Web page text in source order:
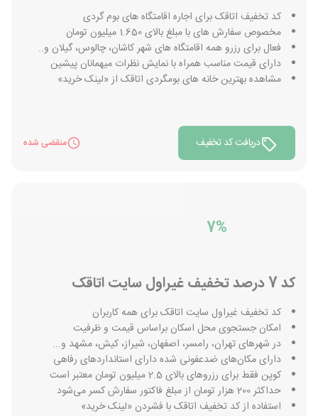
کد تخفیف اتاقک برای اجاره اقامتگاه های بوم گردی
مخصوص سفارش های با مبلغ بالای 1.650 میلیون تومان
فعال برای رزرو همه اقامتگاه های شهر کاشان، چالوس، گیلان و..
دارای قیمت مناسب همراه با نمایش نظرات میهمانان پیشین
مشاهده بهترین خانه های بومگردی اتاقک از «لینک خرید»
دریافت کد تخفیف منقضی شده
7%
کد 7 درصد تخفیف غیراول سایت اتاقک
کد تخفیف غیراول سایت اتاقک برای همه کاربران
امکان جستجوی محل اسکان براساس قیمت و ظرفیت
در شهرهای تهران، رامسر، اصفهان، شیراز، کیش، مشهد و...
دارای مکان‌های ضدعفونی شده دارای استانداردهای رفاهی
کوپن فقط برای رزروهای بالای 2.5 میلیون تومان معتبر است
حداکثر 200 هزار تومان از مبلغ فاکتور سفارش کسر می‌شود
استفاده از کد تخفیف اتاقک با فشردن «لینک خرید»